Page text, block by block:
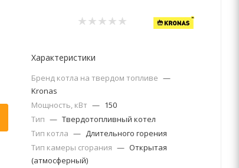
Характеристики
Бренд котла на твердом топливе —
Kronas
Мощность, кВт — 150
Тип — Твердотопливный котел
Тип котла — Длительного горения
Тип камеры сгорания — Открытая
(атмосферный)